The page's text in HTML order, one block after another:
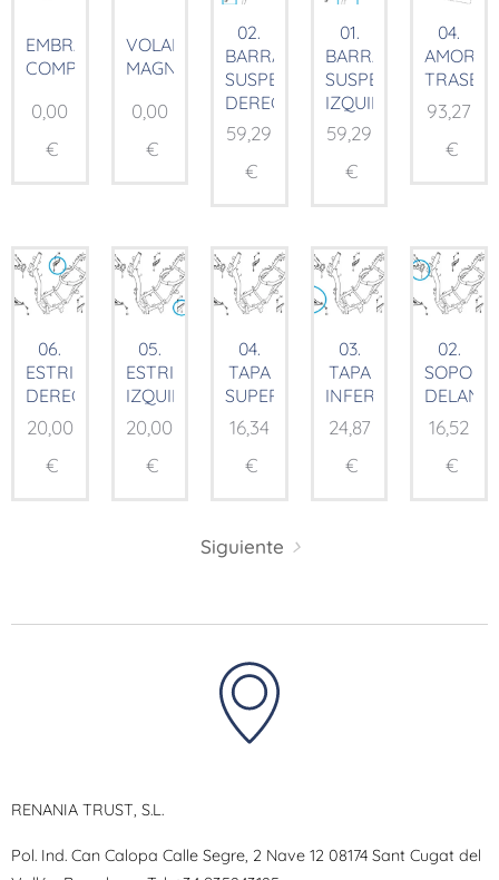
EMBRAGUE
COMP.
0,00
€
VOLANTE
MAGNÉTICO
0,00
€
02.
BARRA
SUSPENSIÓN
DERECHA
59,29
€
01.
BARRA
SUSPENSIÓN
IZQUIERDA
59,29
€
04.
93,27
€
06.
ESTRIBERA
DERECHA
20,00
€
05.
ESTRIBERA
IZQUIERDA
20,00
€
04.
TAPA
SUPERIOR
16,34
€
03.
TAPA
INFERIOR
24,87
€
02.
16,52
€
Siguiente
RENANIA TRUST, S.L.
Pol. Ind. Can Calopa Calle Segre, 2 Nave 12 08174 Sant Cugat del